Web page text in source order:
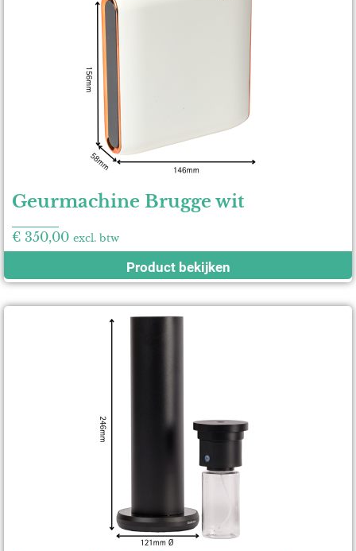
Geurmachine Brugge wit
€ 350,00 excl. btw
Product bekijken